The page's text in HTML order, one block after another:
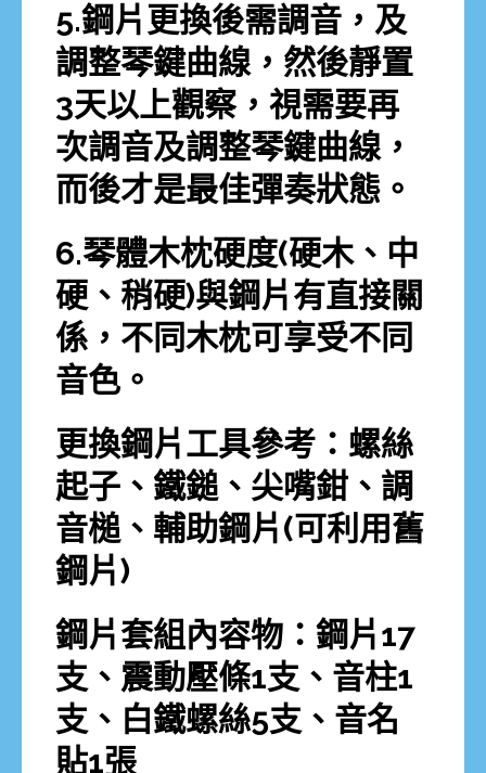
5.鋼片更換後需調音，及
調整琴鍵曲線，然後靜置
3天以上觀察，視需要再
次調音及調整琴鍵曲線，
而後才是最佳彈奏狀態。
6.琴體木枕硬度(硬木、中
硬、稍硬)與鋼片有直接關
係，不同木枕可享受不同
音色。
更換鋼片工具參考：螺絲
起子、鐵鎚、尖嘴鉗、調
音槌、輔助鋼片(可利用舊
鋼片)
鋼片套組內容物：鋼片17
支、震動壓條1支、音柱1
支、白鐵螺絲5支、音名
貼1張